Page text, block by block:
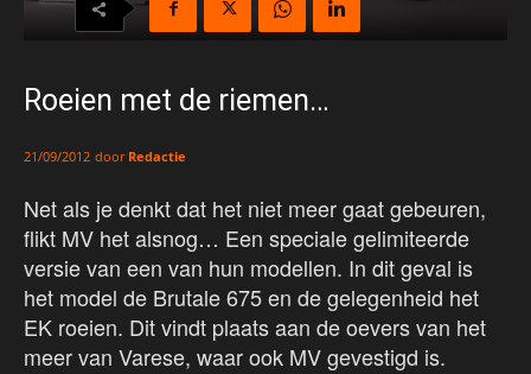
Roeien met de riemen…
21/09/2012 door Redactie
Net als je denkt dat het niet meer gaat gebeuren,
flikt MV het alsnog… Een speciale gelimiteerde
versie van een van hun modellen. In dit geval is
het model de Brutale 675 en de gelegenheid het
EK roeien. Dit vindt plaats aan de oevers van het
meer van Varese, waar ook MV gevestigd is.